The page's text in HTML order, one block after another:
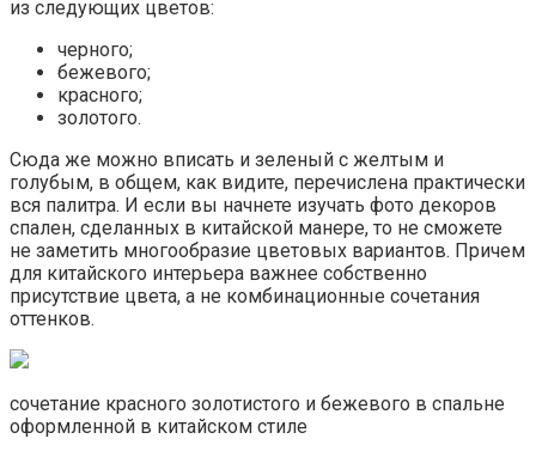
из следующих цветов:
черного;
бежевого;
красного;
золотого.
Сюда же можно вписать и зеленый с желтым и
голубым, в общем, как видите, перечислена практически
вся палитра. И если вы начнете изучать фото декоров
спален, сделанных в китайской манере, то не сможете
не заметить многообразие цветовых вариантов. Причем
для китайского интерьера важнее собственно
присутствие цвета, а не комбинационные сочетания
оттенков.
сочетание красного золотистого и бежевого в спальне
оформленной в китайском стиле